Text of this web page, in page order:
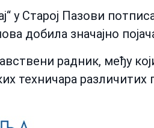
Старој Пазови
добила значајно
радник, међу
техничара различитих